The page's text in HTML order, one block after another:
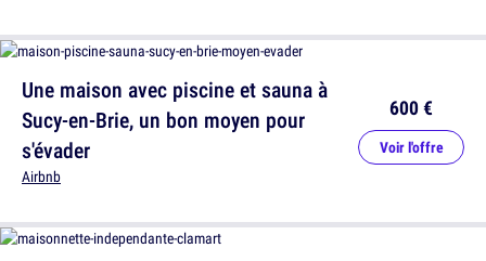
Une maison avec piscine et sauna à
Sucy-en-Brie, un bon moyen pour
s'évader
Airbnb
600 €
Voir l'offre